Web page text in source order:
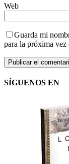
Web
Guarda mi
para la próxima vez
SÍGUENOS EN